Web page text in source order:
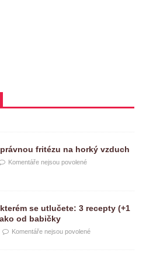
fritézu na horký vzduch
Komentáře nejsou povolené
se utlučete: 3 recepty (+1
od babičky
Komentáře nejsou povolené